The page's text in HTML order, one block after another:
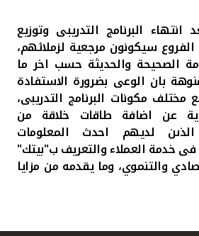
البرنامج التدريبى وتوزيع
سيكونون مرجعية لزملائهم،
الصحيحة والحديثة حسب اخر ما
بان الوعى بضرورة الاستفادة
مختلف مكونات البرنامج التدريبى،
عن اضافة طاقات خلاقة من
لديهم احدث المعلومات
فى خدمة العملاء والتعريف ب"بيتك"
والتنموي، وما يقدمه من مزايا